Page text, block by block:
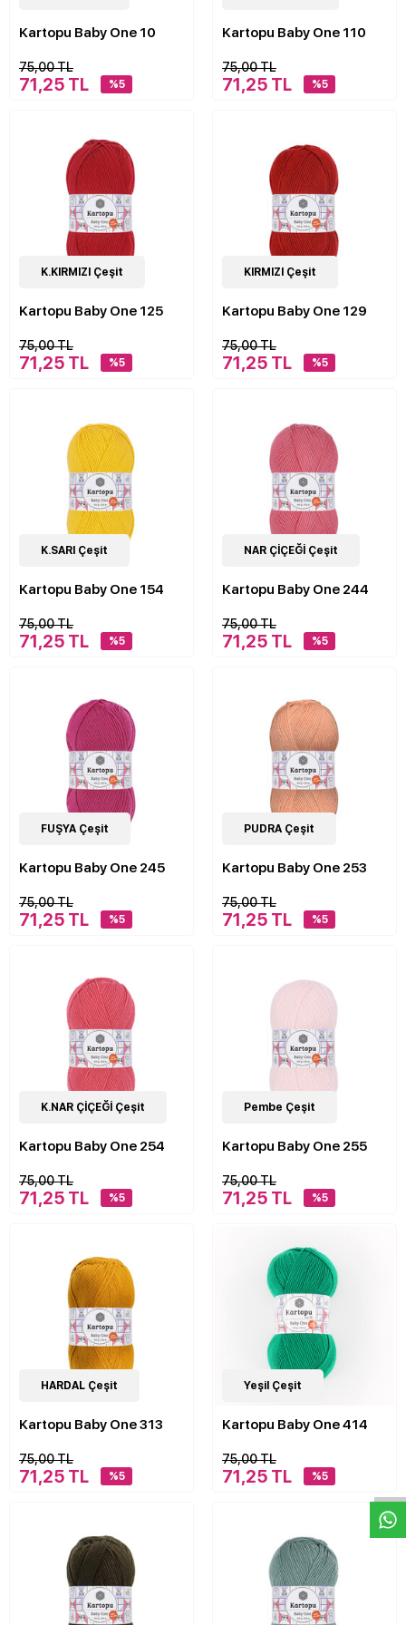
Kartopu Baby One 10
75,00 TL
71,25 TL %5
Kartopu Baby One 110
75,00 TL
71,25 TL %5
4Çeşit
K.KIRMIZI Çeşit
Kartopu Baby One 125
75,00 TL
71,25 TL %5
4 Çeşit
KIRMIZI Çeşit
Kartopu Baby One 129
75,00 TL
71,25 TL %5
4Çeşit
K.SARI Çeşit
Kartopu Baby One 154
75,00 TL
71,25 TL %5
4Çeşit
NAR ÇİÇEĞİ Çeşit
Kartopu Baby One 244
75,00 TL
71,25 TL %5
4Çeşit
FUŞYA Çeşit
Kartopu Baby One 245
75,00 TL
71,25 TL %5
4Çeşit
PUDRA Çeşit
Kartopu Baby One 253
75,00 TL
71,25 TL %5
4Çeşit
K.NAR ÇİÇEĞİ Çeşit
Kartopu Baby One 254
75,00 TL
71,25 TL %5
4Çeşit
Pembe Çeşit
Kartopu Baby One 255
75,00 TL
71,25 TL %5
4Çeşit
HARDAL Çeşit
Kartopu Baby One 313
75,00 TL
71,25 TL %5
4Çeşit
Yeşil Çeşit
Kartopu Baby One 414
75,00 TL
71,25 TL %5